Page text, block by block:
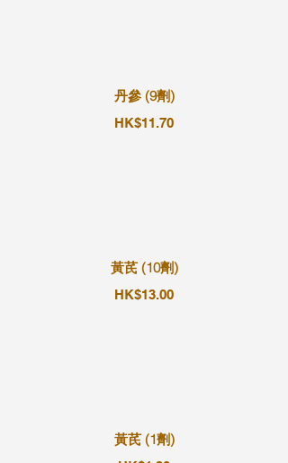
丹參 (9劑)
HK$11.70
黃芪 (10劑)
HK$13.00
黃芪 (1劑)